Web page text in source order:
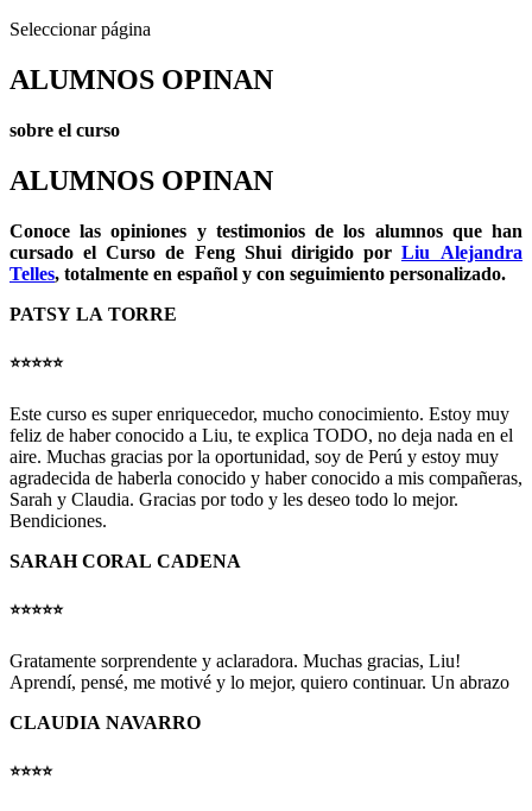
Seleccionar página
ALUMNOS OPINAN
sobre el curso
ALUMNOS OPINAN
Conoce las opiniones y testimonios de los alumnos que han
cursado el Curso de Feng Shui dirigido por Liu Alejandra
Telles, totalmente en español y con seguimiento personalizado.
PATSY LA TORRE
⭐️⭐️⭐️⭐️⭐️
Este curso es super enriquecedor, mucho conocimiento. Estoy muy
feliz de haber conocido a Liu, te explica TODO, no deja nada en el
aire. Muchas gracias por la oportunidad, soy de Perú y estoy muy
agradecida de haberla conocido y haber conocido a mis compañeras,
Sarah y Claudia. Gracias por todo y les deseo todo lo mejor.
Bendiciones.
SARAH CORAL CADENA
⭐️⭐️⭐️⭐️⭐️
Gratamente sorprendente y aclaradora. Muchas gracias, Liu!
Aprendí, pensé, me motivé y lo mejor, quiero continuar. Un abrazo
CLAUDIA NAVARRO
⭐️⭐️⭐️⭐️